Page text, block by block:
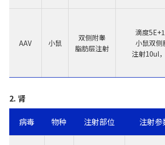
AAV 小鼠
双侧附睾
脂肪层注射
滴度
小鼠双侧
注射10ul
2. 肾
病毒
物种 注射部位 注射参